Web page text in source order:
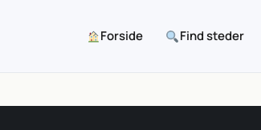
Forside Find steder